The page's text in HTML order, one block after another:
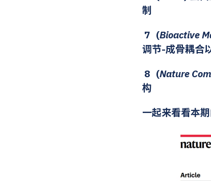
制
7 (Bioactive
调节-成骨耦合
8 (Nature
构
一起来看看本